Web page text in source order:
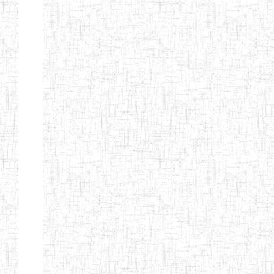
Afficher Page 7 sur 13 Total: 307
Début Préc. 2 3 4 5 6
7
Suivant
Fin
MOKOLO
Etablissements
d'enseignement